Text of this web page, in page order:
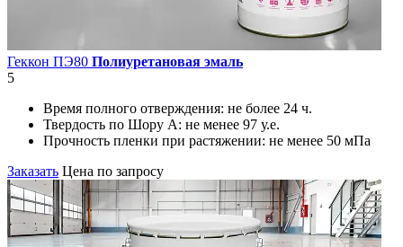
Геккон ПЭ80 Полиуретановая эмаль
5
Время полного отверждения: не более 24 ч.
Твердость по Шору А: не менее 97 у.е.
Прочность пленки при растяжении: не менее 50 мПа
Заказать Цена по запросу